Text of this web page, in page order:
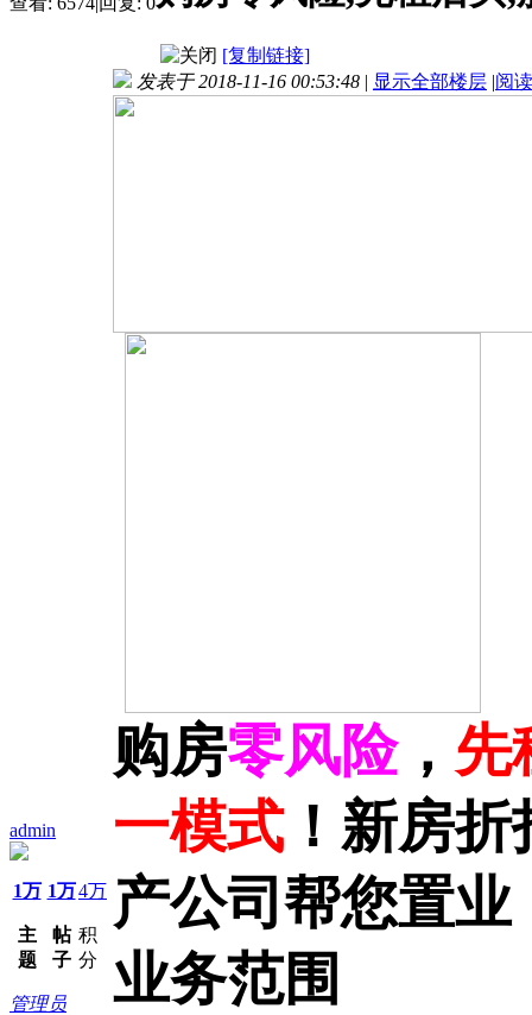
[复制链接]
admin
1万
主
题
1万
帖
子
4万
积
分
管理员
发表于 2018-11-16 00:53:48 | 显示全部楼层 |阅
购房零风险， 先
一模式！新房折
产公司帮您置业
业务范围